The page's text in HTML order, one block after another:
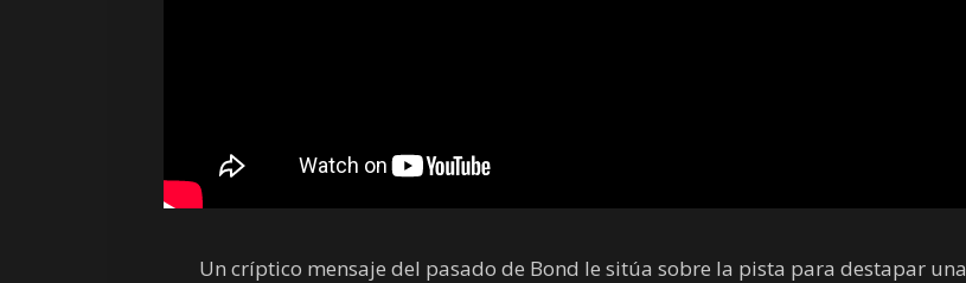
Un críptico mensaje del pasado de Bond le sitúa sobre la pista para destapar una